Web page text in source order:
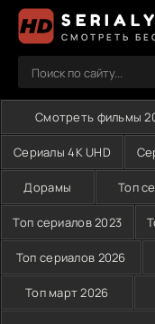
СМОТРЕТЬ
Смотреть фильмы
Сериалы 4K UHD
Дорамы Топ
Топ сериалов 2023
Топ сериалов 2026
Топ март 2026